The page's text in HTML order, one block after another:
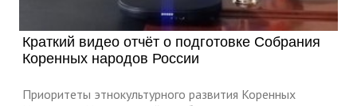
Краткий видео отчёт о подготовке Собрания
Коренных народов России
Приоритеты этнокультурного развития Коренных